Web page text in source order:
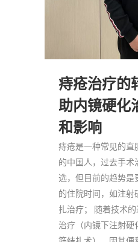
痔疮治疗的
助内镜硬化
和影响
痔疮是一种常见的直
的中国人，过去手术
选，但目前的趋势是
的住院时间，如注射
扎治疗； 随着技术
治疗（内镜下注射硬